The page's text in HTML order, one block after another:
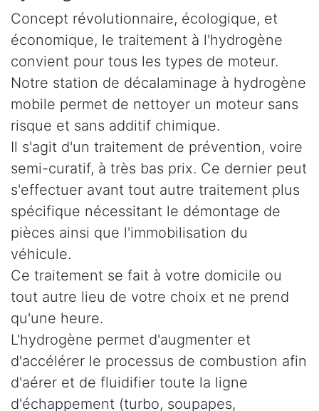
Concept révolutionnaire, écologique, et
économique, le traitement à l'hydrogène
convient pour tous les types de moteur.
Notre station de décalaminage à hydrogène
mobile permet de nettoyer un moteur sans
risque et sans additif chimique.
Il s'agit d'un traitement de prévention, voire
semi-curatif, à très bas prix. Ce dernier peut
s'effectuer avant tout autre traitement plus
spécifique nécessitant le démontage de
pièces ainsi que l'immobilisation du
véhicule.
Ce traitement se fait à votre domicile ou
tout autre lieu de votre choix et ne prend
qu'une heure.
L'hydrogène permet d'augmenter et
d'accélérer le processus de combustion afin
d'aérer et de fluidifier toute la ligne
d'échappement (turbo, soupapes,